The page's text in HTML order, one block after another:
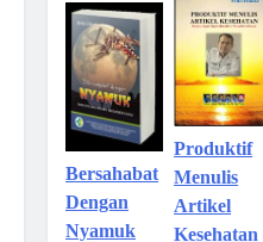
Bersahabat
Dengan
Nyamuk
Produktif
Menulis
Artikel
Kesehatan